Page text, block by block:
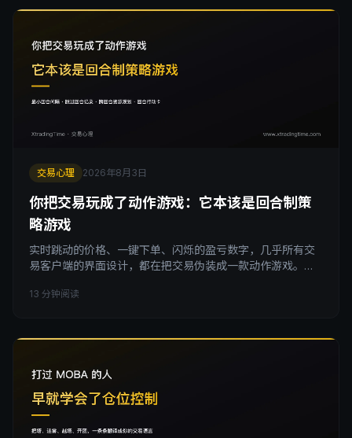
交易心理 2026年8月3日
你把交易玩成了动作游戏：它本该是回合制策
略游戏
实时跳动的价格、一键下单、闪烁的盈亏数字，几乎所有交
易客户端的界面设计，都在把交易伪装成一款动作游戏。但
以选择跳过本回合，资源要跨回合规划。这篇用回合制策略
自检问题。
13 分钟阅读